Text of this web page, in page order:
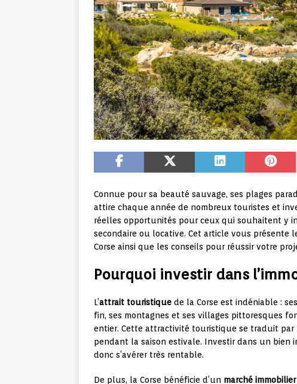
Connue pour sa beauté sauvage, ses plages
attire chaque année de nombreux touristes et
réelles opportunités pour ceux qui souhaitent y
secondaire ou locative. Cet article vous présente
Corse ainsi que les conseils pour réussir votre
Pourquoi investir dans
L’attrait touristique de la Corse est indéniable :
fin, ses montagnes et ses villages pittoresques
entier. Cette attractivité touristique se traduit par
pendant la saison estivale. Investir dans un bien
donc s’avérer très rentable.
De plus, la Corse bénéficie d’un marché